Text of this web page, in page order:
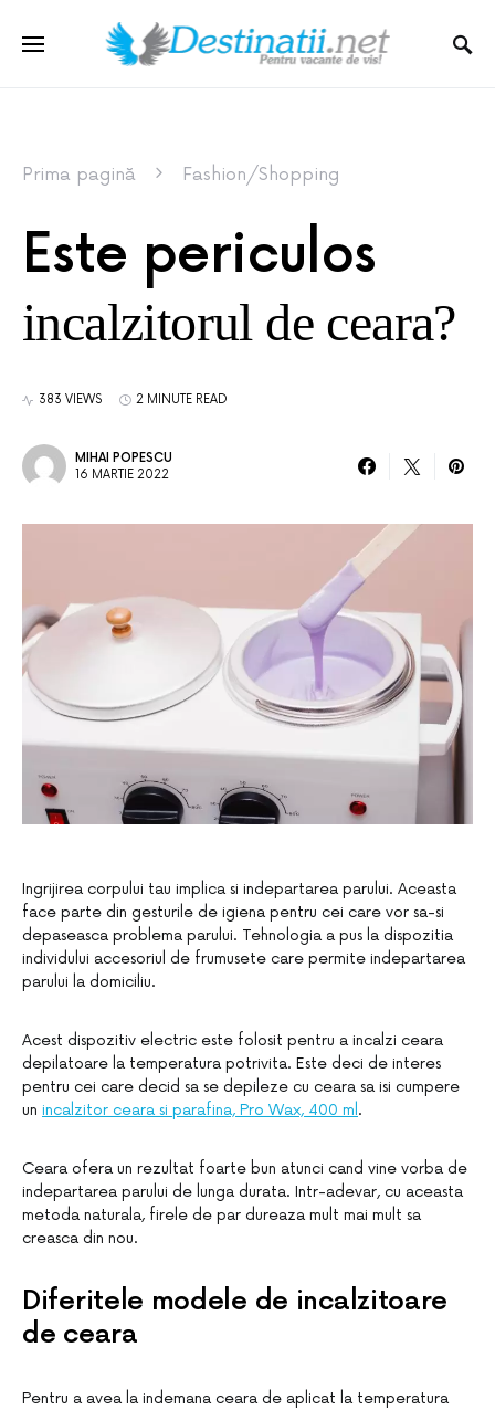
Prima pagină Fashion/Shopping
Este periculos
incalzitorul de ceara?
383 VIEWS 2 MINUTE READ
MIHAI POPESCU
16 MARTIE 2022
Ingrijirea corpului tau implica si indepartarea parului. Aceasta
face parte din gesturile de igiena pentru cei care vor sa-si
depaseasca problema parului. Tehnologia a pus la dispozitia
individului accesoriul de frumusete care permite indepartarea
parului la domiciliu.
Acest dispozitiv electric este folosit pentru a incalzi ceara
depilatoare la temperatura potrivita. Este deci de interes
pentru cei care decid sa se depileze cu ceara sa isi cumpere
un incalzitor ceara si parafina, Pro Wax, 400 ml .
Ceara ofera un rezultat foarte bun atunci cand vine vorba de
indepartarea parului de lunga durata. Intr-adevar, cu aceasta
metoda naturala, firele de par dureaza mult mai mult sa
creasca din nou.
Diferitele modele de incalzitoare
de ceara
Pentru a avea la indemana ceara de aplicat la temperatura